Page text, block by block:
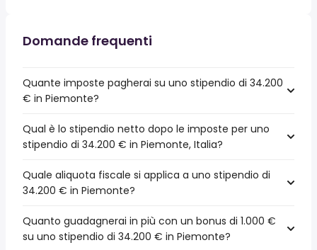
Domande frequenti
Quante imposte pagherai su uno stipendio di 34.200
€ in Piemonte?
Qual è lo stipendio netto dopo le imposte per uno
stipendio di 34.200 € in Piemonte, Italia?
Quale aliquota fiscale si applica a uno stipendio di
34.200 € in Piemonte?
Quanto guadagnerai in più con un bonus di 1.000 €
su uno stipendio di 34.200 € in Piemonte?